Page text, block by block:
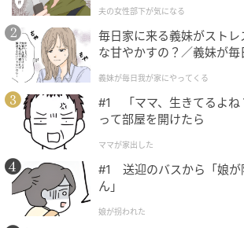
夫の女性部下が気になる
毎日家に来る義妹がスト
な甘やかすの？／義妹が毎
が】
義妹が毎日我が家にやってくる
#1 「ママ、生きてるよね
って部屋を開けたら
ママが家出した
#1 送迎のバスから「娘が
ん」
娘が拐われた